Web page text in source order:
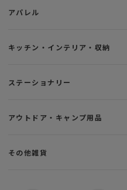
アパレル
キッチン・インテリア・収納
ステーショナリー
アウトドア・キャンプ用品
その他雑貨